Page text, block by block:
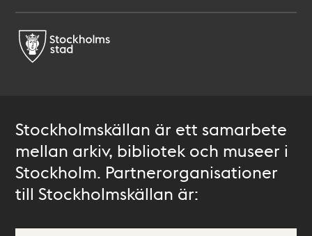
Stockholmskällan är ett samarbete
mellan arkiv, bibliotek och museer i
Stockholm. Partnerorganisationer
till Stockholmskällan är: